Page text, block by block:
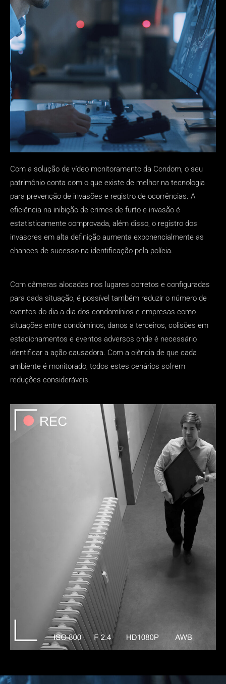
Com a solução de vídeo monitoramento da Condom, o seu
patrimônio conta com o que existe de melhor na tecnologia
para prevenção de invasões e registro de ocorrências. A
eficiência na inibição de crimes de furto e invasão é
estatisticamente comprovada, além disso, o registro dos
invasores em alta definição aumenta exponencialmente as
chances de sucesso na identificação pela polícia.
Com câmeras alocadas nos lugares corretos e configuradas
para cada situação, é possível também reduzir o número de
eventos do dia a dia dos condomínios e empresas como
situações entre condôminos, danos a terceiros, colisões em
estacionamentos e eventos adversos onde é necessário
identificar a ação causadora. Com a ciência de que cada
ambiente é monitorado, todos estes cenários sofrem
reduções consideráveis.